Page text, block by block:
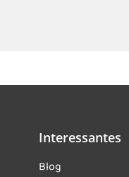
Interessantes
Blog